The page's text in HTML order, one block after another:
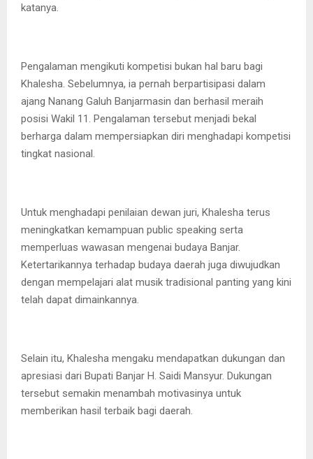
katanya.
Pengalaman mengikuti kompetisi bukan hal baru bagi
Khalesha. Sebelumnya, ia pernah berpartisipasi dalam
ajang Nanang Galuh Banjarmasin dan berhasil meraih
posisi Wakil 11. Pengalaman tersebut menjadi bekal
berharga dalam mempersiapkan diri menghadapi kompetisi
tingkat nasional.
Untuk menghadapi penilaian dewan juri, Khalesha terus
meningkatkan kemampuan public speaking serta
memperluas wawasan mengenai budaya Banjar.
Ketertarikannya terhadap budaya daerah juga diwujudkan
dengan mempelajari alat musik tradisional panting yang kini
telah dapat dimainkannya.
Selain itu, Khalesha mengaku mendapatkan dukungan dan
apresiasi dari Bupati Banjar H. Saidi Mansyur. Dukungan
tersebut semakin menambah motivasinya untuk
memberikan hasil terbaik bagi daerah.